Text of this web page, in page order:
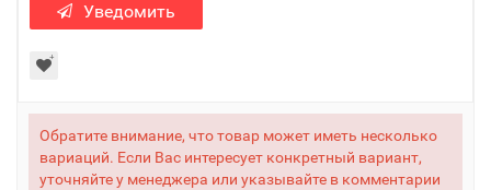
Уведомить
Обратите внимание, что товар может иметь несколько
вариаций. Если Вас интересует конкретный вариант,
уточняйте у менеджера или указывайте в комментарии